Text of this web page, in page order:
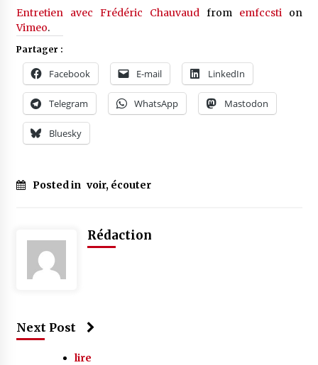
Entretien avec Frédéric Chauvaudfrom emfccstion
Vimeo.
Partager :
Facebook E-mail LinkedIn
Telegram WhatsApp Mastodon
Bluesky
Posted in voir, écouter
Rédaction
Next Post
lire